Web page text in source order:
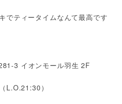
でティータイムなんて最高です
3 イオンモール羽生 2F
L.O.21:30）